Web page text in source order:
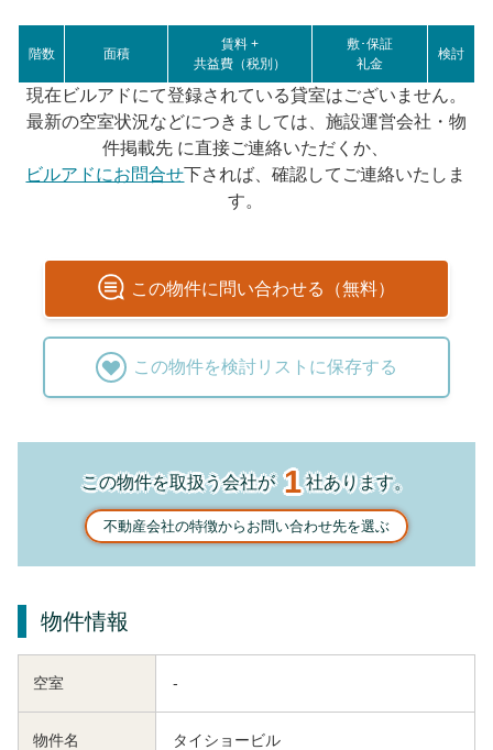
階数 面積
賃料 +
共益費（税別）
敷･保証
礼金
検討
現在ビルアドにて登録されている貸室はございません。
最新の空室状況などにつきましては、施設運営会社・物
件掲載先 に直接ご連絡いただくか、
ビルアドにお問合せ下されば、確認してご連絡いたしま
す。
この物件に問い合わせる（無料）
この物件を検討リストに保存する
この物件を取扱う会社が1社あります。
不動産会社の特徴からお問い合わせ先を選ぶ
物件情報
空室 -
物件名 タイショービル